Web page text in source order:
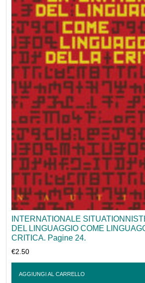
INTERNATIONALE
DEL LINGUAGGIO COME
CRITICA. Pagine 24.
€2.50
AGGIUNGI AL CARRELLO